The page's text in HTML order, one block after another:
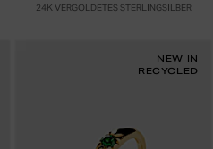
24K VERGOLDETES STERLINGSILBER
NEW IN
RECYCLED